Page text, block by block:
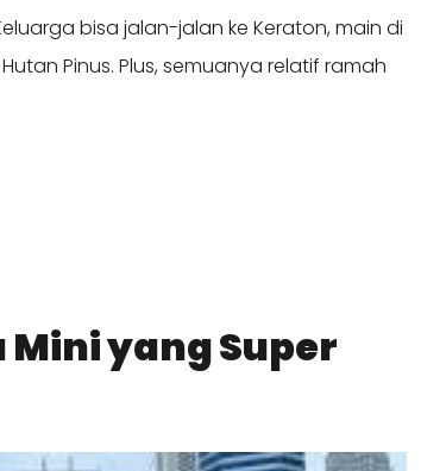
bisa jalan-jalan ke Keraton, main di
Pinus. Plus, semuanya relatif ramah
Mini yang Super